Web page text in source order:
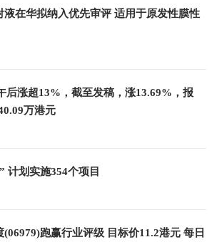
液在华拟纳入优先审评 适用于原发性膜性
后涨超13%，截至发稿，涨13.69%，报
万港元
计划实施354个项目
跑赢行业评级 目标价11.2港元 每日